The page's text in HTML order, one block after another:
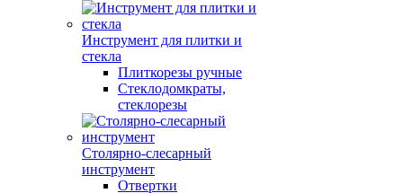
Инструмент для плитки и
стекла
Плиткорезы ручные
Стеклодомкраты,
стеклорезы
Столярно-слесарный
инструмент
Отвертки